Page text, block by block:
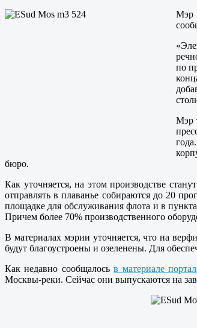
Мэр
по
Мэр
бюро.
Как уточняется, на этом производстве
отправлять в плаванье собираются до 20
площадке для обслуживания флота и в
Причем более 70% производственного
В материалах мэрии уточняется, что на
будут благоустроены и озеленены. Для
Как недавно сообщалосьв материале
Москвы-реки. Сейчас они выпускаются на